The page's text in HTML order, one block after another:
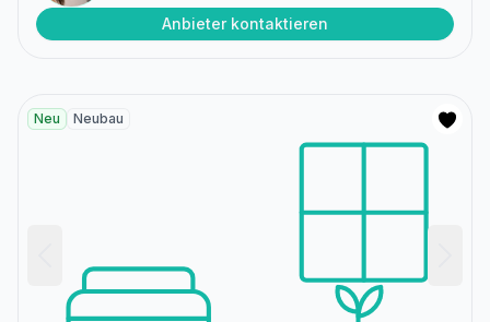
Anbieter kontaktieren
Neu Neubau